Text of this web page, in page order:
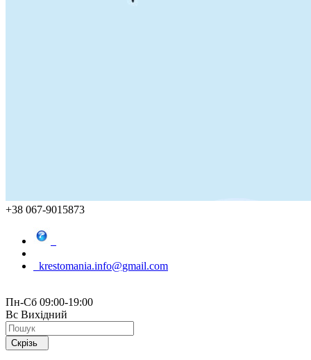
+38 067-9015873
krestomania.info@gmail.com
Пн-Сб 09:00-19:00
Вс Вихідний
Скрізь